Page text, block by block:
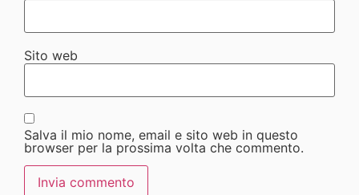
Sito web
Salva il mio nome, email e sito web in questo
browser per la prossima volta che commento.